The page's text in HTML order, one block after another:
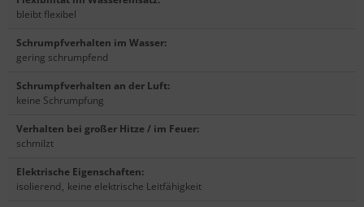
bleibt flexibel
Schrumpfverhalten im Wasser:
gering schrumpfend
Schrumpfverhalten an der Luft:
keine Schrumpfung
Verhalten bei großer Hitze / im Feuer:
schmilzt
Elektrische Eigenschaften:
isolierend, keine elektrische Leitfähigkeit